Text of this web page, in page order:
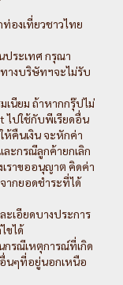
องเที่ยวชาวไทย
ประเทศ กรุณา
างบริษัทฯจะไม่รับ
เนียม ถ้าหากกรุ๊ปไม่
ไปใช้กับพีเรียดอื่น
ห้คืนเงิน จะหักค่า
ละกรณีลูกค้ายกเลิก
เราขออนุญาต คิดค่า
ากยอดชำระที่ได้
เอียดบางประการ
ขได้
รณีเหตุการณ์ที่เกิด
นๆที่อยู่นอกเหนือ